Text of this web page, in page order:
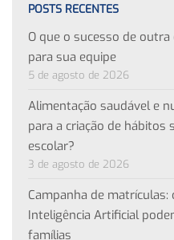
POSTS RECENTES
O que o sucesso de
para sua equipe
5 de agosto de 2026
Alimentação saudável e
para a criação de hábitos
escolar?
3 de agosto de 2026
Campanha de
Inteligência Artificial
famílias